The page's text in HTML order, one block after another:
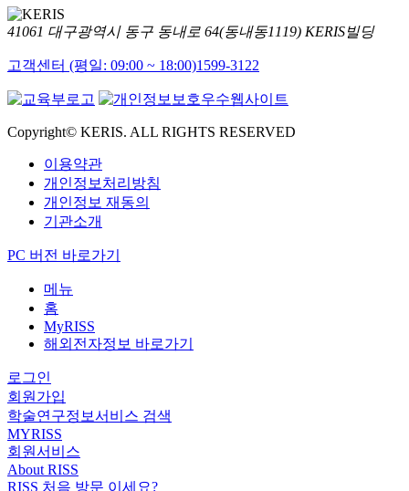
41061 대구광역시 동구 동내로 64(동내동1119) KERIS빌딩
고객센터 (평일: 09:00 ~ 18:00)1599-3122
Copyright© KERIS. ALL RIGHTS RESERVED
이용약관
개인정보처리방침
개인정보 재동의
기관소개
PC 버전 바로가기
메뉴
홈
MyRISS
해외전자정보 바로가기
로그인
회원가입
학술연구정보서비스 검색
MYRISS
회원서비스
About RISS
RISS 처음 방문 이세요?